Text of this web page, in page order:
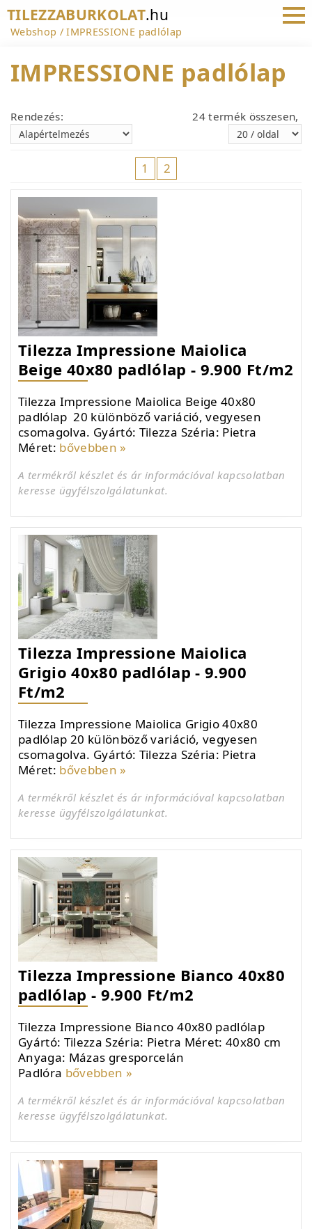
TILEZZABURKOLAT.hu
Webshop IMPRESSIONE padlólap
IMPRESSIONE padlólap
Rendezés: 24 termék összesen,
1 2
Tilezza Impressione Maiolica
Beige 40x80 padlólap - 9.900 Ft/m2
Tilezza Impressione Maiolica Beige 40x80
padlólap 20 különböző variáció, vegyesen
csomagolva. Gyártó: Tilezza Széria: Pietra
Méret: bővebben »
A termékről készlet és ár információval kapcsolatban
keresse ügyfélszolgálatunkat.
Tilezza Impressione Maiolica
Grigio 40x80 padlólap - 9.900
Ft/m2
Tilezza Impressione Maiolica Grigio 40x80
padlólap 20 különböző variáció, vegyesen
csomagolva. Gyártó: Tilezza Széria: Pietra
Méret: bővebben »
A termékről készlet és ár információval kapcsolatban
keresse ügyfélszolgálatunkat.
Tilezza Impressione Bianco 40x80
padlólap - 9.900 Ft/m2
Tilezza Impressione Bianco 40x80 padlólap
Gyártó: Tilezza Széria: Pietra Méret: 40x80 cm
Anyaga: Mázas gresporcelán
Padlóra bővebben »
A termékről készlet és ár információval kapcsolatban
keresse ügyfélszolgálatunkat.